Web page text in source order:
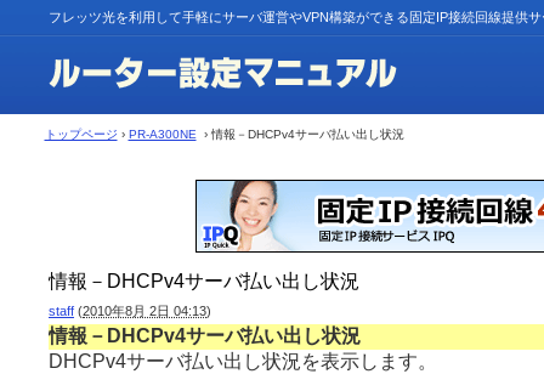
フレッツ光を利用して手軽にサーバ運営やVPN構築ができる固定IP接続回線提供
トップページ › PR-A300NE › 情報－DHCPv4サーバ払い出し状況
情報－DHCPv4サーバ払い出し状況
staff (2010年8月 2日 04:13)
情報－DHCPv4サーバ払い出し状況
DHCPv4サーバ払い出し状況を表示します。